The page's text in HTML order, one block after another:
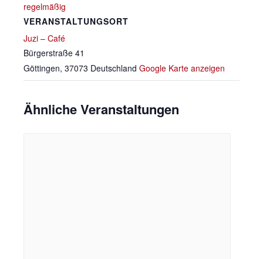
regelmäßig
VERANSTALTUNGSORT
Juzi – Café
Bürgerstraße 41
Göttingen, 37073 Deutschland Google Karte anzeigen
Ähnliche Veranstaltungen